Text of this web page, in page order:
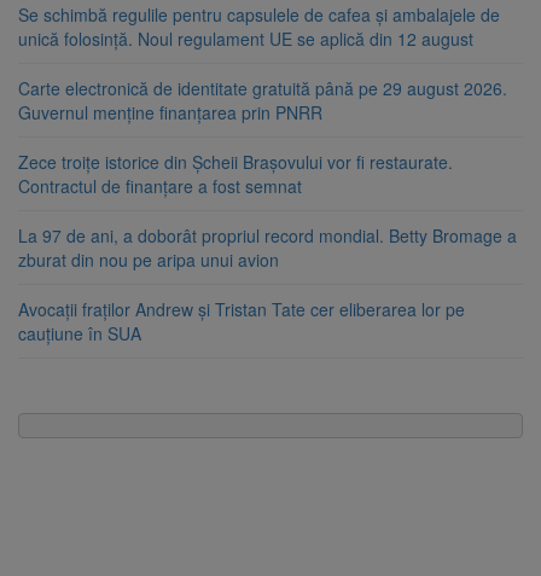
Se schimbă regulile pentru capsulele de cafea și ambalajele de
unică folosință. Noul regulament UE se aplică din 12 august
Carte electronică de identitate gratuită până pe 29 august 2026.
Guvernul menține finanțarea prin PNRR
Zece troițe istorice din Șcheii Brașovului vor fi restaurate.
Contractul de finanțare a fost semnat
La 97 de ani, a doborât propriul record mondial. Betty Bromage a
zburat din nou pe aripa unui avion
Avocații fraților Andrew și Tristan Tate cer eliberarea lor pe
cauțiune în SUA